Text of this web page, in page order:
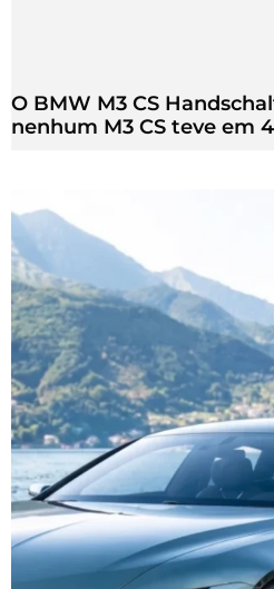
O BMW M3 CS
nenhum M3 CS teve em